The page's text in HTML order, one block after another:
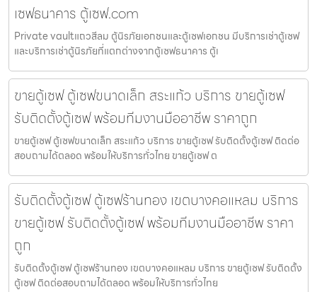
เซฟธนาคาร ตู้เซฟ.com
Private vaultแถวสีลม ตู้นิรภัยเอกชนและตู้เซฟเอกชน มีบริการเช่าตู้เซฟ
และบริการเช่าตู้นิรภัยที่แตกต่างจากตู้เซฟธนาคาร ตู้เ
ขายตู้เซฟ ตู้เซฟขนาดเล็ก สระแก้ว บริการ ขายตู้เซฟ
รับติดตั้งตู้เซฟ พร้อมทีมงานมืออาชีพ ราคาถูก
ขายตู้เซฟ ตู้เซฟขนาดเล็ก สระแก้ว บริการ ขายตู้เซฟ รับติดตั้งตู้เซฟ ติดต่อ
สอบถามได้ตลอด พร้อมให้บริการทั่วไทย ขายตู้เซฟ ต
รับติดตั้งตู้เซฟ ตู้เซฟร้านทอง เขตบางคอแหลม บริการ
ขายตู้เซฟ รับติดตั้งตู้เซฟ พร้อมทีมงานมืออาชีพ ราคา
ถูก
รับติดตั้งตู้เซฟ ตู้เซฟร้านทอง เขตบางคอแหลม บริการ ขายตู้เซฟ รับติดตั้ง
ตู้เซฟ ติดต่อสอบถามได้ตลอด พร้อมให้บริการทั่วไทย